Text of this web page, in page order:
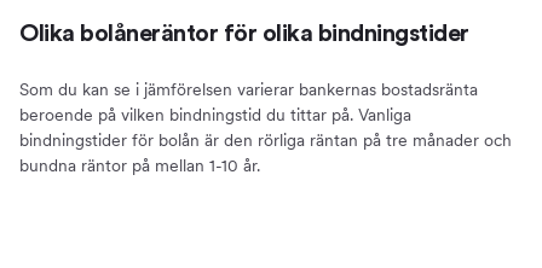
Olika bolåneräntor för olika bindningstider
Som du kan se i jämförelsen varierar bankernas bostadsränta
beroende på vilken bindningstid du tittar på. Vanliga
bindningstider för bolån är den rörliga räntan på tre månader och
bundna räntor på mellan 1-10 år.